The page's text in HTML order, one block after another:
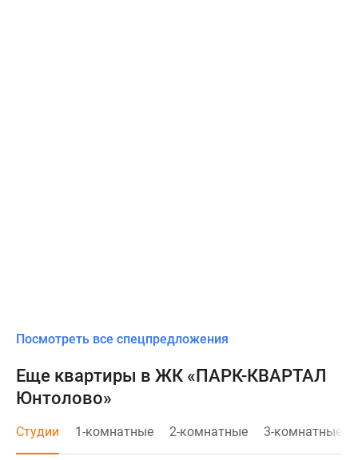
Посмотреть все спецпредложения
Еще квартиры в ЖК «ПАРК-КВАРТАЛ
Юнтолово»
Студии 1-комнатные 2-комнатные 3-комнатные